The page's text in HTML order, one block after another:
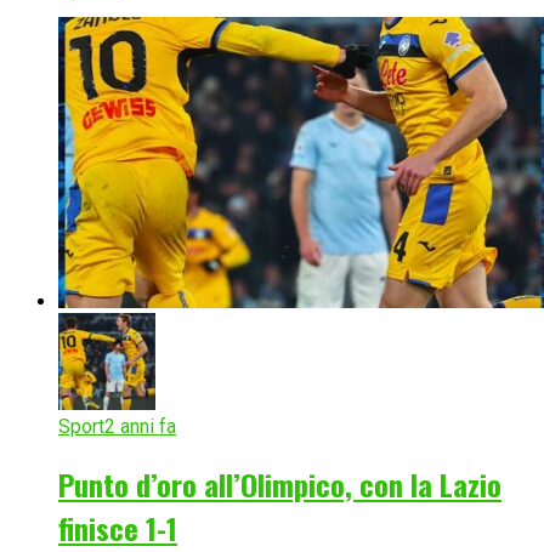
Sport2 anni fa
Punto d’oro all’Olimpico, con la Lazio
finisce 1-1